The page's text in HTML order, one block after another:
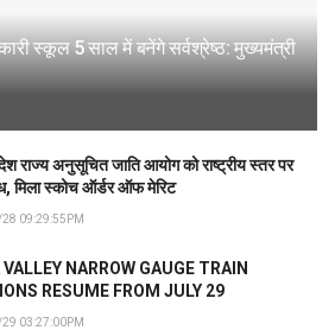
स्कूल 5 साल में बनेंगे सर्वश्रेष्ठ: मुख्यमंत्री
राज्य अनुसूचित जाति आयोग को राष्ट्रीय स्तर पर
मिला स्कोच ऑर्डर ऑफ मेरिट
09:29:55PM
NARROW GAUGE TRAIN
RESUME FROM JULY 29
03:27:00PM